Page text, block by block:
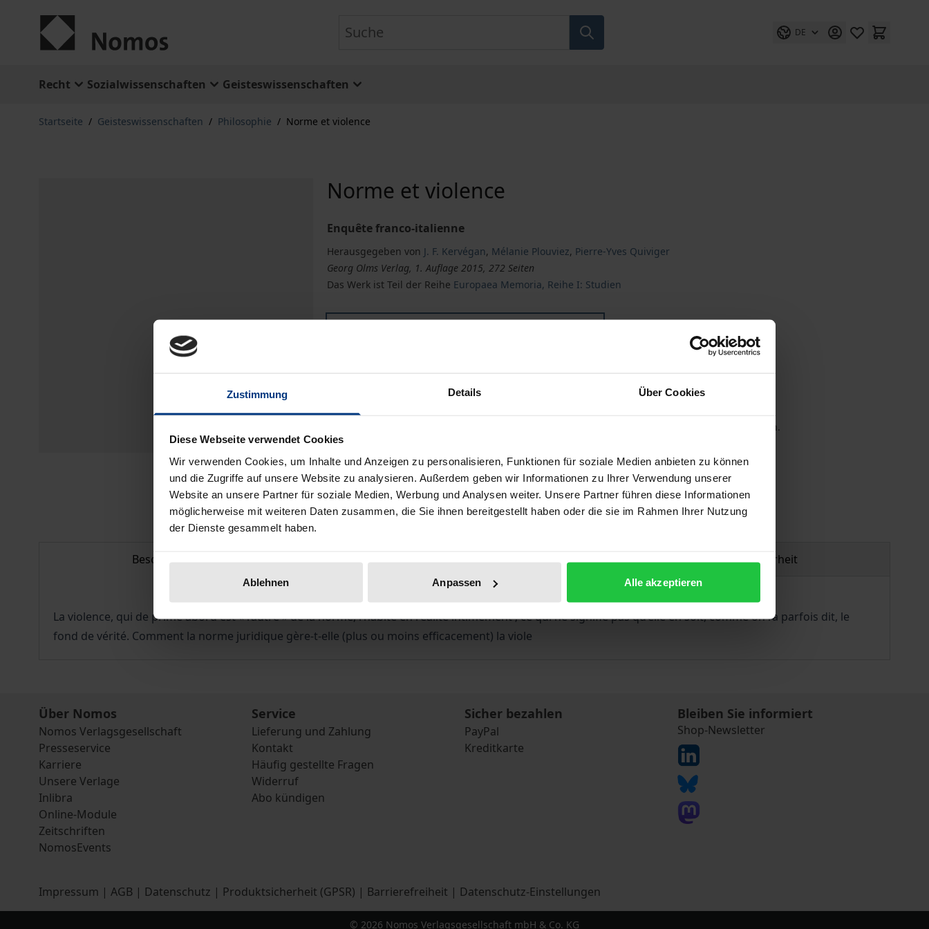
Zustimmung Details Über Cookies
Diese Webseite verwendet Cookies
Wir verwenden Cookies, um Inhalte und Anzeigen zu personalisieren, Funktionen für soziale Medien anbieten zu können
und die Zugriffe auf unsere Website zu analysieren. Außerdem geben wir Informationen zu Ihrer Verwendung unserer
Website an unsere Partner für soziale Medien, Werbung und Analysen weiter. Unsere Partner führen diese Informationen
möglicherweise mit weiteren Daten zusammen, die Sie ihnen bereitgestellt haben oder die sie im Rahmen Ihrer Nutzung
der Dienste gesammelt haben.
Ablehnen Anpassen Alle akzeptieren
DE
Recht Sozialwissenschaften Geisteswissenschaften
Startseite / Geisteswissenschaften / Philosophie / Norme et violence
Norme et violence
Enquête franco-italienne
Herausgegeben von J. F. Kervégan, Mélanie Plouviez, Pierre-Yves Quiviger
Georg Olms Verlag, 1. Auflage 2015, 272 Seiten
Das Werk ist Teil der Reihe Europaea Memoria, Reihe I: Studien
Preisangaben inkl. MwSt. Abhängig von der Lieferadresse kann die MwSt. an der Kasse variieren.
In den Warenkorb Zur Wunschliste hinzufügen
Hinweise zu Versandkosten
Beschreibung Bibliografische Angaben Produktsicherheit
La violence, qui de prime abord est « l’autre » de la norme, l’habite en réalité intimement ; ce qui ne signifie pas qu’elle en soit, comme on l’a parfois dit, le
fond de vérité. Comment la norme juridique gère-t-elle (plus ou moins efficacement) la viole
Über Nomos
Nomos Verlagsgesellschaft
Presseservice
Karriere
Unsere Verlage
Inlibra
Online-Module
Zeitschriften
NomosEvents
Service
Lieferung und Zahlung
Kontakt
Häufig gestellte Fragen
Widerruf
Abo kündigen
Sicher bezahlen
PayPal
Kreditkarte
Bleiben Sie informiert
Shop-Newsletter
Impressum | AGB | Datenschutz | Produktsicherheit (GPSR) | Barrierefreiheit | Datenschutz-Einstellungen
© 2026 Nomos Verlagsgesellschaft mbH & Co. KG